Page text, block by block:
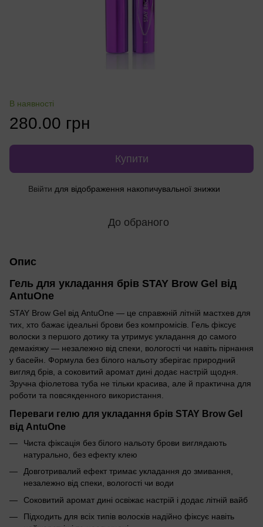
В наявності
280.00 грн
Купити
Ввійти для відображення накопичувальної знижки
До обраного
Опис
Гель для укладання брів STAY Brow Gel від
AntuOne
STAY Brow Gel від AntuOne — це справжній літній мастхев для
тих, хто бажає ідеальні брови без компромісів. Гель фіксує
волоски з першого дотику та утримує укладання до самого
демакіяжу — незалежно від спеки, вологості чи навіть пірнання
у басейн. Формула без білого нальоту зберігає природний
вигляд брів, а соковитий аромат дині додає настрій щодня.
Зручна фіолетова туба не тільки красива, але й практична для
роботи та повсякденного використання.
Переваги гелю для укладання брів STAY Brow Gel
від AntuOne
Чиста фіксація без білого нальоту брови виглядають
натурально, без ефекту клею
Довготривалий ефект тримає укладання до змивання,
незалежно від спеки, вологості чи води
Соковитий аромат дині освіжає настрій і додає літній вайб
Підходить для всіх типів волосків надійно фіксує навіть